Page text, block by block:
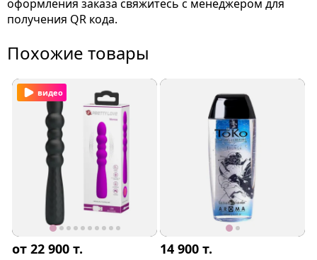
оформления заказа свяжитесь с менеджером для
получения QR кода.
Похожие товары
видео
от 22 900т. 14 900т.